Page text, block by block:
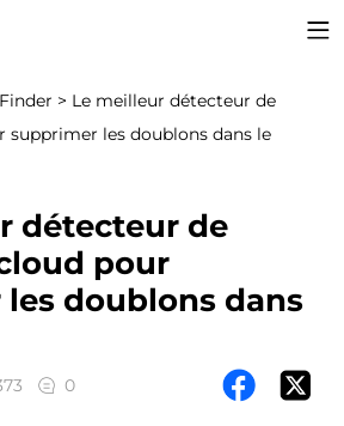
> Le meilleur détecteur de
supprimer les doublons dans le
détecteur de
pour
doublons dans
0